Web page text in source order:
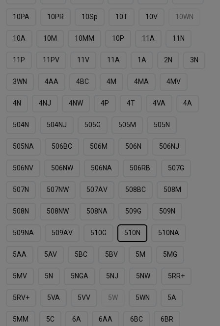
10PA 10PR 10Sp 10T 10V 10WN
10А 10М 10ММ 10Р 11A 11N
11P 11PV 11V 11А 1А 2N 3N
3WN 4AA 4BC 4M 4MA 4MV
4N 4NJ 4NW 4P 4T 4VA 4А
504N 504NJ 505G 505M 505N
505NА 506BC 506M 506N 506NJ
506NV 506NW 506NА 506RB 507G
507N 507NW 507АV 508BC 508M
508N 508NW 508NА 509G 509N
509NA 509АV 510G 510N 510NA
5AA 5AV 5BC 5BV 5M 5MG
5MV 5N 5NGA 5NJ 5NW 5RR+
5RV+ 5VA 5VV 5W 5WN 5А
5ММ 5С 6A 6AA 6BC 6BR